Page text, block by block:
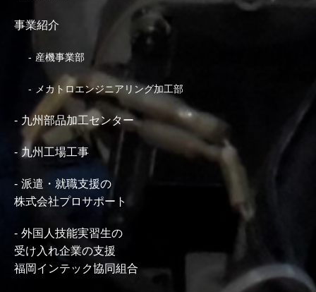
事業紹介
産機事業部
メカトロエンジニアリング加工部
九州部品加工センター
九州工場工事
派遣・就職支援の
株式会社プロサポート
外国人技能実習生の
受け入れ企業の支援
福岡インテック協同組合